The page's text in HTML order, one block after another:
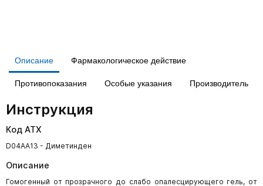
Описание Фармакологическое действие
Противопоказания Особые указания Производитель
Инструкция
Код АТХ
D04AA13 - Диметинден
Описание
Гомогенный от прозрачного до слабо опалесцирующего гель, от